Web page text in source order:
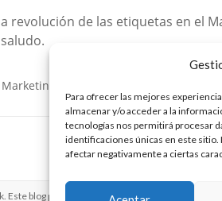
Para ofrecer las mejores
almacenar y/o acceder a la
tecnologías nos permitirá procesar
identificaciones únicas en este
afectar negativamente a ciertas
revolución de las etiquetas en el
Marketing
. Este blog pertenece a Lombok Design Política